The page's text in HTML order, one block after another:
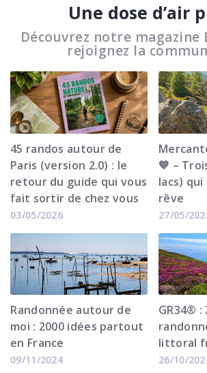
Une dose d’air
Découvrez notre
rejoignez la
45 randos autour de
Paris (version 2.0) : le
retour du guide qui vous
fait sortir de chez vous
03/05/2026
💙 –
lacs)
rêve
27/05/
⁠Randonnée autour de
moi : 2000 idées partout
en France
09/11/2024
GR34® :
littoral
26/10/